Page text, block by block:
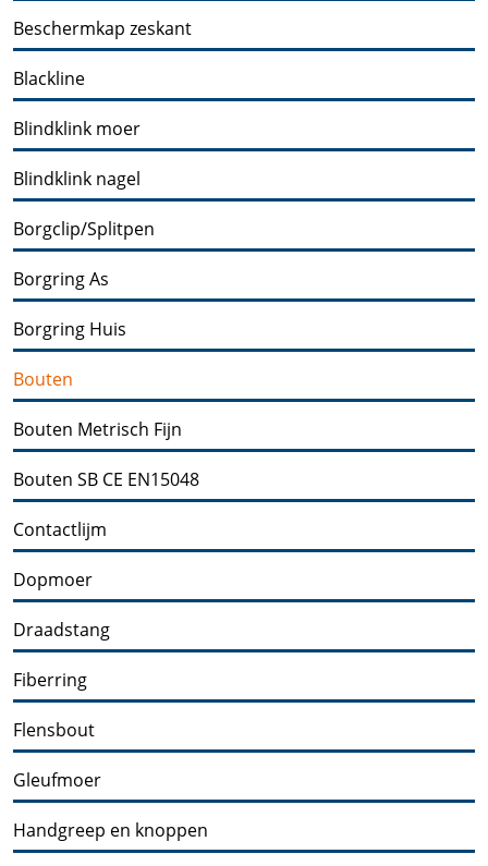
Beschermkap zeskant
Blackline
Blindklink moer
Blindklink nagel
Borgclip/Splitpen
Borgring As
Borgring Huis
Bouten
Bouten Metrisch Fijn
Bouten SB CE EN15048
Contactlijm
Dopmoer
Draadstang
Fiberring
Flensbout
Gleufmoer
Handgreep en knoppen